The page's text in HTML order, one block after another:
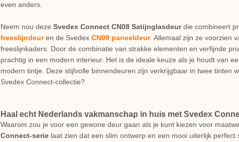
even anders.
Neem nou deze Svedex Connect CN08 Satijnglasdeurdie combineert
freeslijndeuren de Svedex CN09 paneeldeur. Allemaal zijn ze voorzien
freeslijnkaders. Door de combinatie van strakke elementen en verfijnde
prachtig in een modern interieur. Het is de ideale keuze als je houdt van
modern tintje. Deze stijlvolle binnendeuren zijn verkrijgbaar in twee tinten
Svedex Connect-collectie?
Haal echt Nederlands vakmanschap in huis met Svedex
Waarom zou je voor een gewone deur gaan als je kunt kiezen voor
Connect-serie laat zien dat een slim ontwerp en een mooi uiterlijk perfect